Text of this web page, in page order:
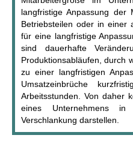
langfristige Anpassung der
Betriebsteilen oder in einer
für eine langfristige
sind dauerhafte
Produktionsabläufen, durch
zu einer langfristigen
Umsatzeinbrüche
Arbeitsstunden. Von daher
eines Unternehmens in
Verschlankung darstellen.